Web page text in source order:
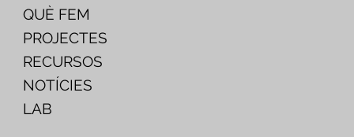
QUÈ FEM
PROJECTES
RECURSOS
NOTÍCIES
LAB